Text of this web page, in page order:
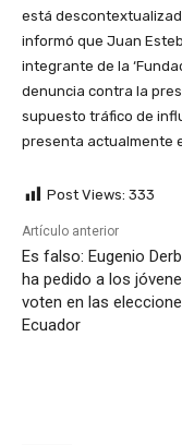
está
informó que Juan
integrante de la
denuncia contra la
supuesto tráfico de
presenta actualmente
Post Views: 333
Artículo anterior
Es falso: Eugenio
ha pedido a los
voten en las
Ecuador